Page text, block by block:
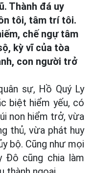
Thành đá uy
tôi, tâm trí tôi.
chế ngự tâm
kỳ vĩ của tòa
con người trở
sự, Hồ Quý Ly
biệt hiểm yếu, có
non hiểm trở, vừa
thủ, vừa phát huy
bộ. Cũng như mọi
Đô cũng chia làm